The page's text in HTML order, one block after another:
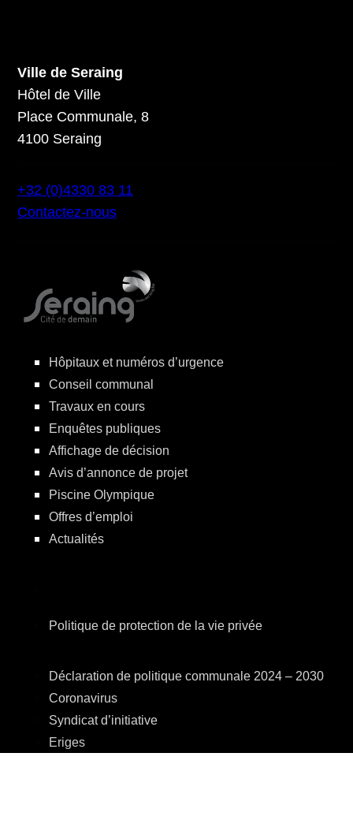
Ville de Seraing
Hôtel de Ville
Place Communale, 8
4100 Seraing
+32 (0)4330 83 11
Contactez-nous
Hôpitaux et numéros d’urgence
Conseil communal
Travaux en cours
Enquêtes publiques
Affichage de décision
Avis d’annonce de projet
Piscine Olympique
Offres d’emploi
Actualités
Politique de protection de la vie privée
Déclaration de politique communale 2024 – 2030
Coronavirus
Syndicat d’initiative
Eriges